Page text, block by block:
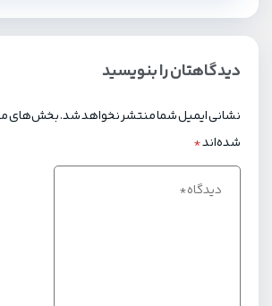
دیدگاهتان را بنویسید
نشانی ایمیل شما منتشر نخواهد شد.بخش‌های
شده‌اند*